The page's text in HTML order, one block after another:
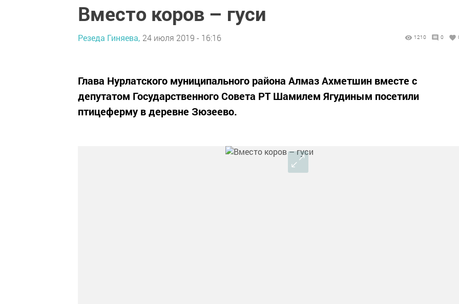
Вместо коров – гуси
Резеда Гиняева, 24 июля 2019 - 16:16 1210 0
Глава Нурлатского муниципального района Алмаз Ахметшин вместе с
депутатом Государственного Совета РТ Шамилем Ягудиным посетили
птицеферму в деревне Зюзеево.